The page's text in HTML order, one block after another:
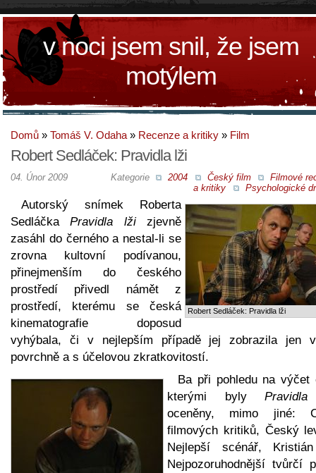
v noci jsem snil, že jsem
motýlem
Domů » Tomáš V. Odaha » Recenze a kritiky » Film
Robert Sedláček: Pravidla lži
Kategorie 2004 Český film
Filmové
a kritiky
Psychologické
04. Únor 2009
Robert Sedláček: Pravidla lži
Autorský snímek Roberta
SedláčkaPravidla lžizjevně
zasáhl do černého a nestal-li se
zrovna kultovní podívanou,
přinejmenším do českého
prostředí přivedl námět z
prostředí, kterému se česká
kinematografie doposud
vyhýbala, či v nejlepším případě jej zobrazila jen
povrchně a s účelovou zkratkovitostí.
Ba při pohledu na výčet
kterými byly
oceněny, mimo jiné:
filmových kritiků, Český
Nejlepší scénář,
Nejpozoruhodnější tvůrčí